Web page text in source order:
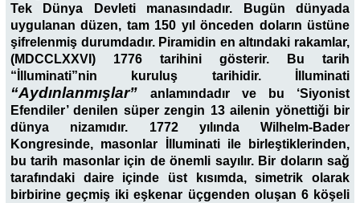
Tek Dünya Devleti manasındadır. Bugün dünyada
uygulanan düzen, tam 150 yıl önceden doların üstüne
şifrelenmiş durumdadır. Piramidin en altındaki rakamlar,
(MDCCLXXVI) 1776 tarihini gösterir. Bu tarih
“İlluminati”nin kuruluş tarihidir. İlluminati
“Aydınlanmışlar”
anlamındadır ve bu ‘Siyonist
Efendiler’ denilen süper zengin 13 ailenin yönettiği bir
dünya nizamıdır. 1772 yılında Wilhelm-Bader
Kongresinde, masonlar İlluminati ile birleştiklerinden,
bu tarih masonlar için de önemli sayılır. Bir doların sağ
tarafındaki daire içinde üst kısımda, simetrik olarak
birbirine geçmiş iki eşkenar üçgenden oluşan 6 köşeli